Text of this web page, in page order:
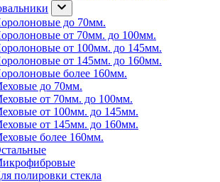
до 70мм.
от 70мм. до 100мм.
от 100мм. до 145мм.
от 145мм. до 160мм.
более 160мм.
до 70мм.
от 70мм. до 100мм.
от 100мм. до 145мм.
от 145мм. до 160мм.
более 160мм.
полировки стекла